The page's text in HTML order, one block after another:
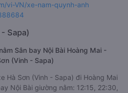
vi-VN/xe-nam-quynh-anh
Sapa)
Sân bay Nội Bài Hoàng Mai -
(Vinh - Sapa)
Hà Sơn (Vinh - Sapa) đi Hoàng Mai
Nội Bài giường nằm: 12:15, 22:30,